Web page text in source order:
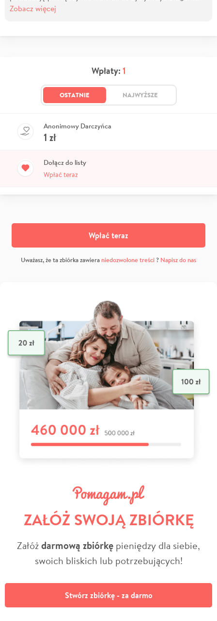
Zobacz więcej
Wpłaty: 1
OSTATNIE NAJWYŻSZE
Anonimowy Darczyńca
1 zł
Dołącz do listy
Wpłać teraz
Wpłać teraz
Uważasz, że ta zbiórka zawiera niedozwolone treści? Napisz do nas
ZAŁÓŻ SWOJĄ ZBIÓRKĘ
Załóżdarmową zbiórkę pieniędzy dla siebie,
swoich bliskich lub potrzebujących!
Stwórz zbiórkę - za darmo